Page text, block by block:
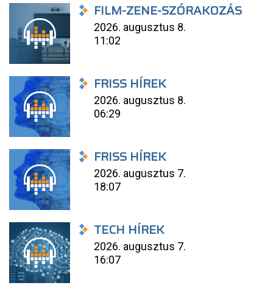
FILM-ZENE-SZÓRAKOZÁS
2026. augusztus 8.
11:02
FRISS HÍREK
2026. augusztus 8.
06:29
FRISS HÍREK
2026. augusztus 7.
18:07
TECH HÍREK
2026. augusztus 7.
16:07